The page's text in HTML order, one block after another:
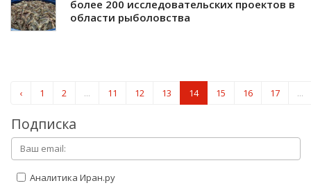
более 200 исследовательских проектов в
области рыболовства
‹ 1 2 ... 11 12 13 14 15 16 17 ...
Подписка
Аналитика Иран.ру